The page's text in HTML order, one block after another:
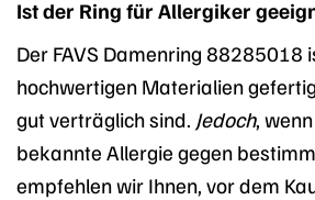
Ist der Ring für Allergiker
Der FAVS Damenring 88285018
hochwertigen Materialien
gut verträglich sind. Jedoch,
bekannte Allergie gegen
empfehlen wir Ihnen, vor dem